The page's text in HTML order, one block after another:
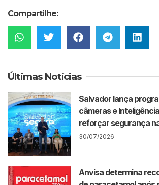
Compartilhe:
Últimas Notícias
Salvador lança
câmeras e
reforçar segurança
30/07/2026
Anvisa determina